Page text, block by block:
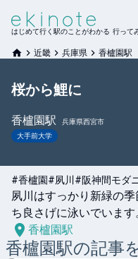
はじめて行く駅のことがわかる 行って
近畿 兵庫県 香櫨園駅
桜から鯉に
香櫨園駅
兵庫県西宮市
大手前大学
#香櫨園#夙川 #阪神間モダ
夙川はすっかり新緑の
ち良さげに泳いでいます
香櫨園駅
香櫨園駅の記事